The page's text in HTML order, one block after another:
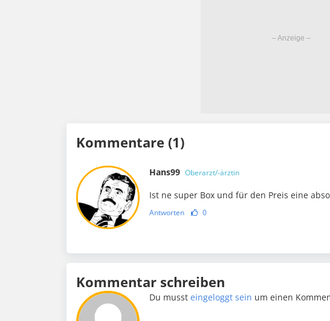
Kommentare (1)
Hans99 Oberarzt/-ärztin
Ist ne super Box und für den Preis eine
Antworten 0
Kommentar schreiben
Du mussteingeloggt sein um einen